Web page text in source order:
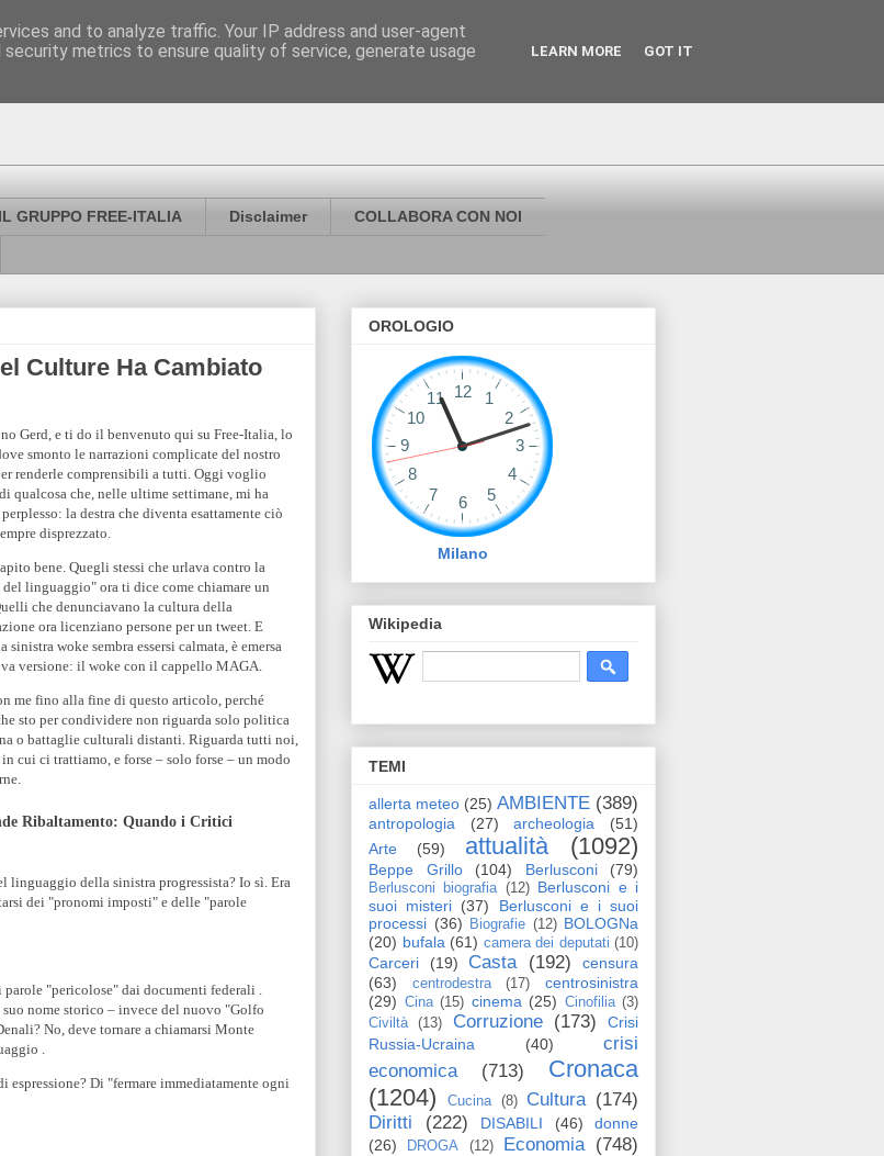
GRUPPO FREE-ITALIA Disclaimer COLLABORA CON NOI
Culture Ha Cambiato
Gerd, e ti do il benvenuto qui su Free-Italia, lo
smonto le narrazioni complicate del nostro
renderle comprensibili a tutti. Oggi voglio
qualcosa che, nelle ultime settimane, mi ha
la destra che diventa esattamente ciò
disprezzato.
bene. Quegli stessi che urlava contro la
linguaggio" ora ti dice come chiamare un
che denunciavano la cultura della
ora licenziano persone per un tweet. E
sinistra woke sembra essersi calmata, è emersa
versione: il woke con il cappello MAGA.
me fino alla fine di questo articolo, perché
sto per condividere non riguarda solo politica
o battaglie culturali distanti. Riguarda tutti noi,
cui ci trattiamo, e forse – solo forse – un modo
Ribaltamento: Quando i Critici
della sinistra progressista? Io sì. Era
dei "pronomi imposti" e delle "parole
"pericolose" dai documenti federali .
nome storico – invece del nuovo "Golfo
No, deve tornare a chiamarsi Monte
.
espressione? Di "fermare immediatamente ogni
OROLOGIO
Milano
Wikipedia
TEMI
allerta meteo (25) AMBIENTE (389)
antropologia (27) archeologia
(51)
Arte
(59) attualità (1092)
Beppe Grillo (104) Berlusconi (79)
Berlusconi biografia (12) Berlusconi e i
suoi misteri (37)
Berlusconi e i suoi
processi (36) Biografie (12) BOLOGNa
(20) bufala (61) camera dei deputati (10)
Carceri (19) Casta (192)
censura
(63)
centrodestra (17)
centrosinistra
(29) Cina (15) cinema (25) Cinofilia (3)
Civiltà
(13) Corruzione (173)
Crisi
Russia-Ucraina
(40)
crisi
economica
(713)
Cronaca
(1204)
Cucina (8) Cultura (174)
Diritti
(222) DISABILI (46)
donne
(26)
DROGA (12) Economia (748)
and to analyze traffic. Your IP address and user-agent
metrics to ensure quality of service, generate usage
LEARN MORE GOT IT